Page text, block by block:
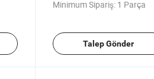
Minimum Sipariş: 1 Parça
Talep Gönder